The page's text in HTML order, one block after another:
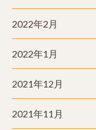
2022年2月
2022年1月
2021年12月
2021年11月